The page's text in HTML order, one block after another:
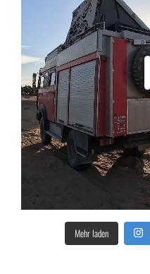
Mehr laden